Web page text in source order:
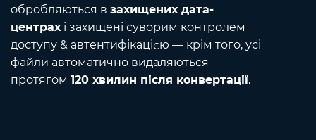
обробляються в захищених дата-
центрахі захищені суворим контролем
доступу & автентифікацією — крім того, усі
файли автоматично видаляються
протягом 120 хвилин після конвертації.